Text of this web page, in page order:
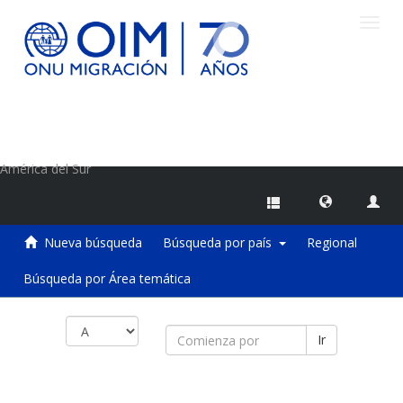
América del Sur
Nueva búsqueda Búsqueda por país Regional
Búsqueda por Área temática
Ir